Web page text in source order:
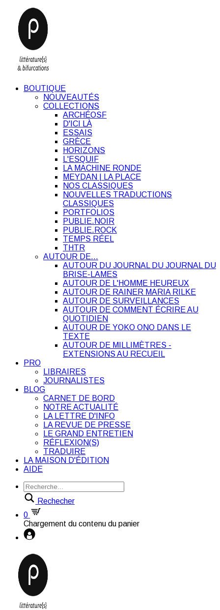
BOUTIQUE
NOUVEAUTÉS
COLLECTIONS
ARCHÉOSF
D'ICI LÀ
ESSAIS
GRÈCE
HORIZONS
L'ESQUIF
LA MACHINE RONDE
MEYDAN | LA PLACE
NOS CLASSIQUES
NOUVELLES TRADUCTIONS
CLASSIQUES
PORTFOLIOS
PUBLIE.NOIR
PUBLIE.ROCK
TEMPS RÉEL
THTR
AUTOUR DE…
AUTOUR DU JOURNAL DU JOURNAL DU
BRISE-LAMES
AUTOUR DE L'HOMME HEUREUX
AUTOUR DE RAINER MARIA RILKE
AUTOUR DE SURVEILLANCES
AUTOUR DE COMMENT ÉCRIRE AU
QUOTIDIEN
AUTOUR DE YOKO ONO DANS LE
TEXTE
AUTOUR DE MILLIMÈTRES -
EXTENSIONS AU RECUEIL
PRO
LIBRAIRES
JOURNALISTES
BLOG
CARNET DE BORD
NOTRE ACTUALITÉ
LA LETTRE D'INFO
LA REVUE DE PRESSE
LE GRAND ENTRETIEN
RÉFLEXION(S)
TRADUIRE
LA MAISON D'ÉDITION
AIDE
Rechecher
0
Chargement du contenu du panier